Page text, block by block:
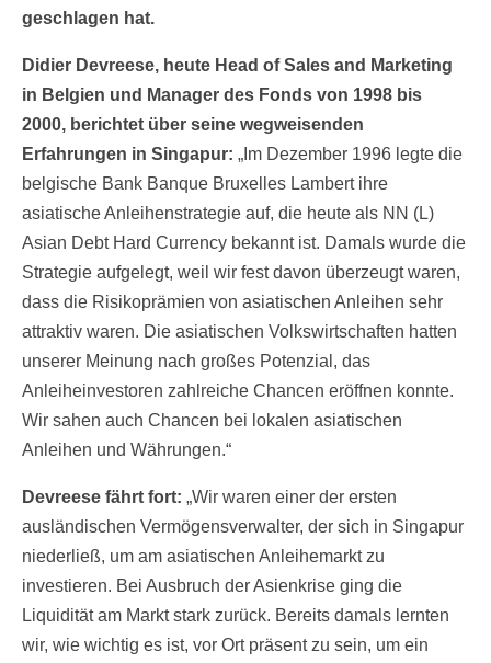
geschlagen hat.
Didier Devreese, heute Head of Sales and Marketing
in Belgien und Manager des Fonds von 1998 bis
2000, berichtet über seine wegweisenden
Erfahrungen in Singapur: „Im Dezember 1996 legte die
belgische Bank Banque Bruxelles Lambert ihre
asiatische Anleihenstrategie auf, die heute als NN (L)
Asian Debt Hard Currency bekannt ist. Damals wurde die
Strategie aufgelegt, weil wir fest davon überzeugt waren,
dass die Risikoprämien von asiatischen Anleihen sehr
attraktiv waren. Die asiatischen Volkswirtschaften hatten
unserer Meinung nach großes Potenzial, das
Anleiheinvestoren zahlreiche Chancen eröffnen konnte.
Wir sahen auch Chancen bei lokalen asiatischen
Anleihen und Währungen.“
Devreese fährt fort: „Wir waren einer der ersten
ausländischen Vermögensverwalter, der sich in Singapur
niederließ, um am asiatischen Anleihemarkt zu
investieren. Bei Ausbruch der Asienkrise ging die
Liquidität am Markt stark zurück. Bereits damals lernten
wir, wie wichtig es ist, vor Ort präsent zu sein, um ein